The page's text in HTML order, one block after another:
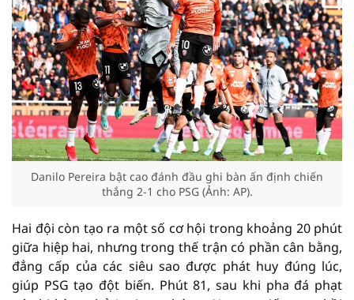
Danilo Pereira bật cao đánh đầu ghi bàn ấn định chiến
thắng 2-1 cho PSG (Ảnh: AP).
Hai đội còn tạo ra một số cơ hội trong khoảng 20 phút
giữa hiệp hai, nhưng trong thế trận có phần cân bằng,
đẳng cấp của các siêu sao được phát huy đúng lúc,
giúp PSG tạo đột biến. Phút 81, sau khi pha đá phạt